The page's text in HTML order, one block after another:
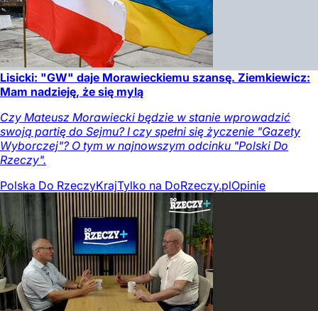
Lisicki: "GW" daje Morawieckiemu szansę. Ziemkiewicz:
Mam nadzieję, że się mylą
Czy Mateusz Morawiecki będzie w stanie wprowadzić
swoją partię do Sejmu? I czy spełni się życzenie "Gazety
Wyborczej"? O tym w najnowszym odcinku "Polski Do
Rzeczy".
Polska Do RzeczyKrajTylko na DoRzeczy.plOpinie